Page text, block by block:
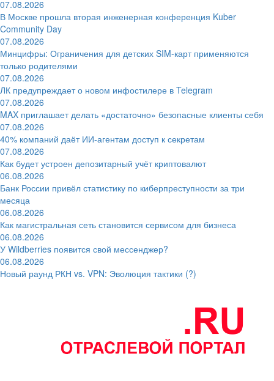
07.08.2026
В Москве прошла вторая инженерная конференция Kuber
Community Day
07.08.2026
Минцифры: Ограничения для детских SIM-карт применяются
только родителями
07.08.2026
ЛК предупреждает о новом инфостилере в Telegram
07.08.2026
MAX приглашает делать «достаточно» безопасные клиенты себя
07.08.2026
40% компаний даёт ИИ‑агентам доступ к секретам
07.08.2026
Как будет устроен депозитарный учёт криптовалют
06.08.2026
Банк России привёл статистику по киберпреступности за три
месяца
06.08.2026
Как магистральная сеть становится сервисом для бизнеса
06.08.2026
У Wildberries появится свой мессенджер?
06.08.2026
Новый раунд РКН vs. VPN: Эволюция тактики (?)